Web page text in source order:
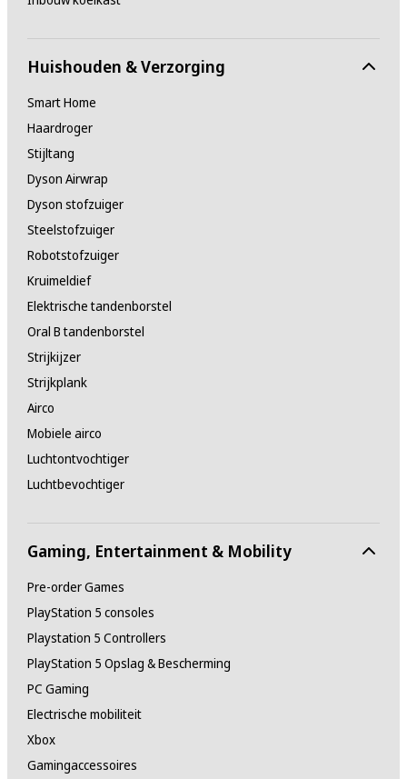
Huishouden & Verzorging
Smart Home
Haardroger
Stijltang
Dyson Airwrap
Dyson stofzuiger
Steelstofzuiger
Robotstofzuiger
Kruimeldief
Elektrische tandenborstel
Oral B tandenborstel
Strijkijzer
Strijkplank
Airco
Mobiele airco
Luchtontvochtiger
Luchtbevochtiger
Gaming, Entertainment & Mobility
Pre-order Games
PlayStation 5 consoles
Playstation 5 Controllers
PlayStation 5 Opslag & Bescherming
PC Gaming
Electrische mobiliteit
Xbox
Gamingaccessoires